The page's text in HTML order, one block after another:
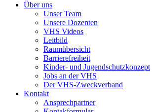
Über uns
Unser Team
Unsere Dozenten
VHS Videos
Leitbild
Raumübersicht
Barrierefreiheit
Kinder- und Jugendschutzkonzept
Jobs an der VHS
Der VHS-Zweckverband
Kontakt
Ansprechpartner